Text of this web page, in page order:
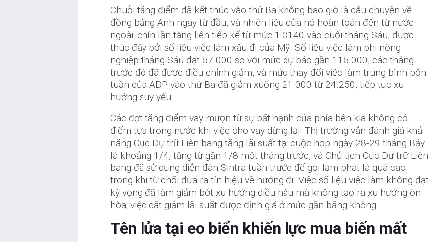
Chuỗi tăng điểm đã kết thúc vào thứ Ba không bao giờ là câu chuyện về
đồng bảng Anh ngay từ đầu, và nhiên liệu của nó hoàn toàn đến từ nước
ngoài: chín lần tăng liên tiếp kể từ mức 1.3140 vào cuối tháng Sáu, được
thúc đẩy bởi số liệu việc làm xấu đi của Mỹ. Số liệu việc làm phi nông
nghiệp tháng Sáu đạt 57.000 so với mức dự báo gần 115.000, các tháng
trước đó đã được điều chỉnh giảm, và mức thay đổi việc làm trung bình bốn
tuần của ADP vào thứ Ba đã giảm xuống 21.000 từ 24.250, tiếp tục xu
hướng suy yếu.
Các đợt tăng điểm vay mượn từ sự bất hạnh của phía bên kia không có
điểm tựa trong nước khi việc cho vay dừng lại. Thị trường vẫn đánh giá khả
năng Cục Dự trữ Liên bang tăng lãi suất tại cuộc họp ngày 28-29 tháng Bảy
là khoảng 1/4, tăng từ gần 1/8 một tháng trước, và Chủ tịch Cục Dự trữ Liên
bang đã sử dụng diễn đàn Sintra tuần trước để gọi lạm phát là quá cao
trong khi từ chối đưa ra tín hiệu về hướng đi. Việc số liệu việc làm không đạt
kỳ vọng đã làm giảm bớt xu hướng diều hâu mà không tạo ra xu hướng ôn
hòa; việc cắt giảm lãi suất được định giá ở mức gần bằng không.
Tên lửa tại eo biển khiến lực mua biến mất